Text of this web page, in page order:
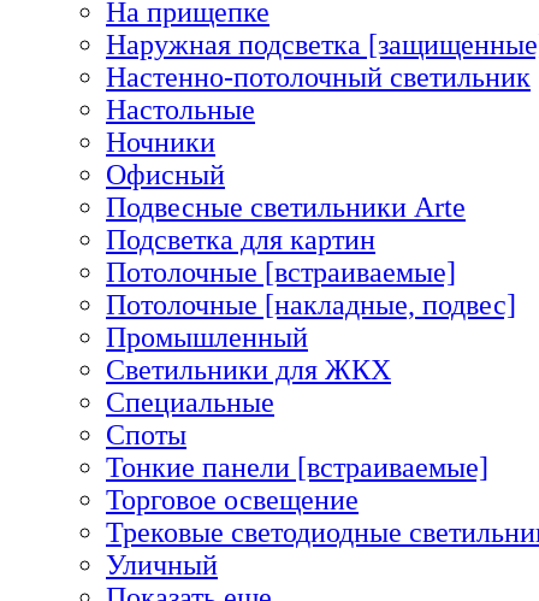
На прищепке
Наружная подсветка
Настенно-потолочный светильник
Настольные
Ночники
Офисный
Подвесные светильники Arte
Подсветка для картин
Потолочные [встраиваемые]
Потолочные [накладные, подвес]
Промышленный
Светильники для ЖКХ
Специальные
Споты
Тонкие панели [встраиваемые]
Торговое освещение
Трековые светодиодные
Уличный